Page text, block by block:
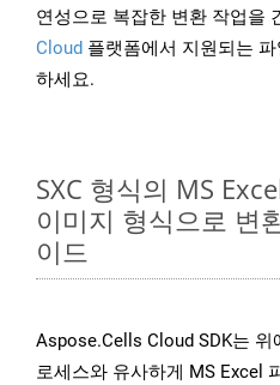
연성으로 복잡한 변환 작업을
Cloud 플랫폼에서 지원되는
하세요.
SXC 형식의 MS
이미지 형식으로 변
이드
Aspose.Cells Cloud SDK는 위
로세스와 유사하게 MS Excel